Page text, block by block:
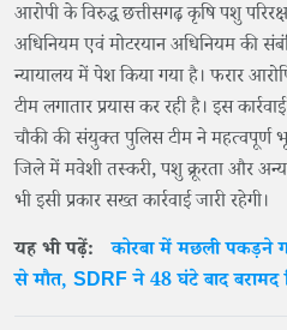
आरोपी के विरुद्ध छत्तीसगढ़ कृषि पशु
अधिनियम एवं मोटरयान अधिनियम की
न्यायालय में पेश किया गया है। फरार
टीम लगातार प्रयास कर रही है। इस
चौकी की संयुक्त पुलिस टीम ने महत्वपूर्ण
जिले में मवेशी तस्करी, पशु क्रूरता और
भी इसी प्रकार सख्त कार्रवाई जारी रहेगी।
यह भी पढ़ें:कोरबा में मछली पकड़ने
से मौत, SDRF ने 48 घंटे बाद बरामद